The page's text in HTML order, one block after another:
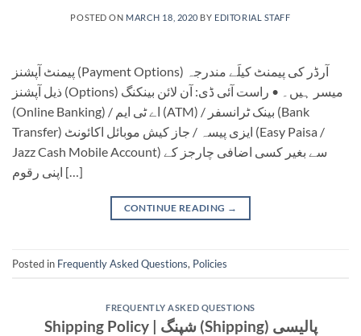
POSTED ON MARCH 18, 2020 BY EDITORIAL STAFF
پیمنٹ آپشنز (Payment Options) آرڈر کی پیمنٹ کیلَے مندرجہ
ذیل آپشنز (Options) میسر ہیں۔ • راست آئی ڈی: آن لائن بینکنگ
(Online Banking) / اے ٹی ایم (ATM) / بینک ٹرانسفر (Bank
Transfer) ایزی پیسہ / جاز کیش موبائل اکائونٹ (Easy Paisa /
Jazz Cash Mobile Account) سے بغیر کسی اضافی چارجز کے
اپنی رقوم […]
CONTINUE READING →
Posted in Frequently Asked Questions, Policies
FREQUENTLY ASKED QUESTIONS
Shipping Policy | شپنگ (Shipping) پالیسی